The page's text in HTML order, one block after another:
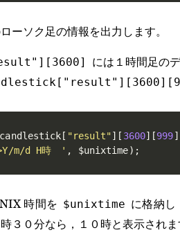
ーソク足の情報を出力します。
には１時間足の
[ "result"] [ 3600] [999]
m/d H時　' , $unixtime) ;
時間を $unixtime に格納し
３０分なら，１０時と表示されま